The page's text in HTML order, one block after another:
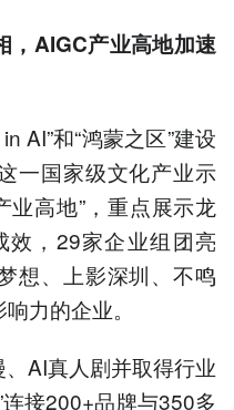
，AIGC产业高地加速
AI”和“鸿蒙之区”建设
一国家级文化产业示
业高地”，重点展示龙
效，29家企业组团亮
想、上影深圳、不鸣
力的企业。
AI真人剧并取得行业
接200+品牌与350多